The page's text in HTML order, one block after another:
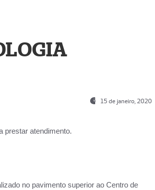
15 de janeiro, 2020
prestar atendimento.
no pavimento superior ao Centro de